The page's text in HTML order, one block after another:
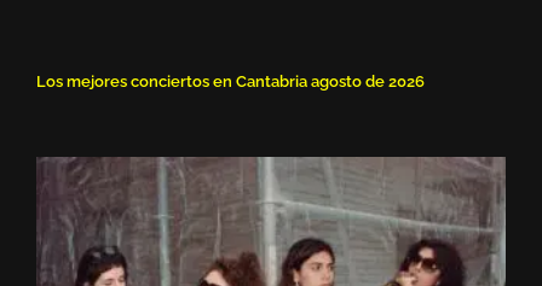
Los mejores conciertos en Cantabria agosto de 2026